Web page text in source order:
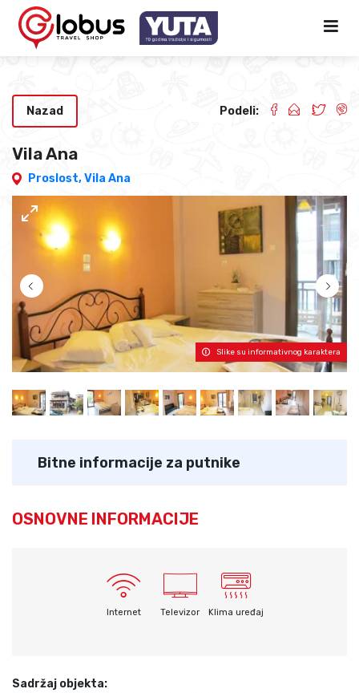
Vila Ana
Proslost,Vila Ana
Nazad Podeli:
Slike su informativnog karaktera
Bitne informacije za putnike
OSNOVNE INFORMACIJE
Internet Televizor Klima uređaj
Sadržaj objekta: